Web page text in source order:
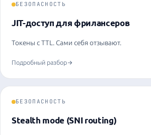
БЕЗОПАСНОСТЬ
JIT-доступ для фрилансеров
Токены с TTL. Сами себя отзывают.
Подробный разбор
БЕЗОПАСНОСТЬ
Stealth mode (SNI routing)